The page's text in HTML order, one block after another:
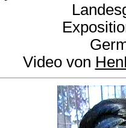
Video von